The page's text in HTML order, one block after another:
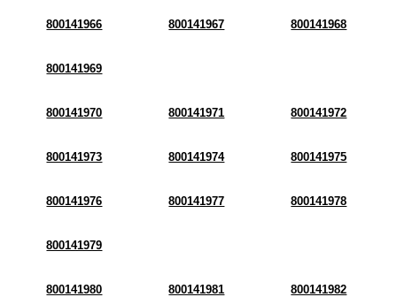
800141966 800141967 800141968
800141969
800141970 800141971 800141972
800141973 800141974 800141975
800141976 800141977 800141978
800141979
800141980 800141981 800141982